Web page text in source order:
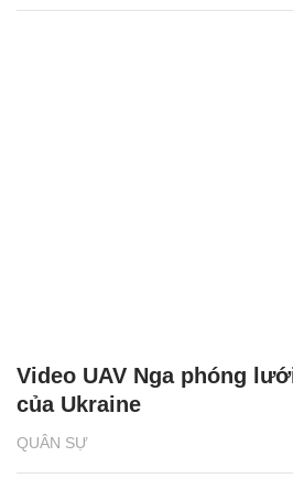
QUÂN SỰ
Video UAV Nga phóng
của Ukraine